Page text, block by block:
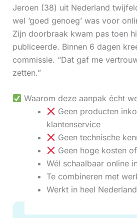
Jeroen (38) uit Nederland
wel ‘goed genoeg’ was voor
Zijn doorbraak kwam pas toen
publiceerde. Binnen 6 dagen
commissie. “Dat gaf me
zetten.”
Waarom deze aanpak écht
Geen producten
klantenservice
Geen technische
Geen hoge kosten
Wél schaalbaar online
Te combineren met
Werkt in heel